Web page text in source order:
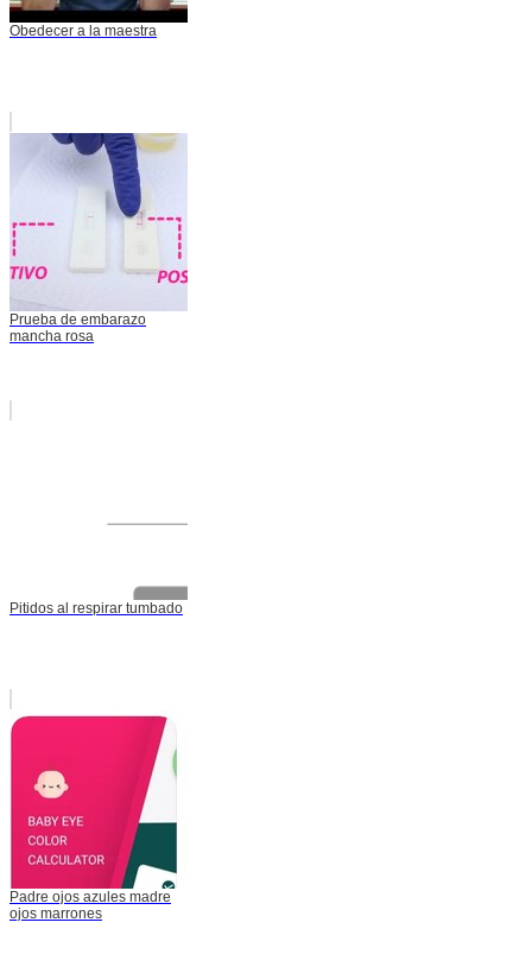
Obedecer a la maestra
Prueba de embarazo
mancha rosa
Pitidos al respirar tumbado
Padre ojos azules madre
ojos marrones